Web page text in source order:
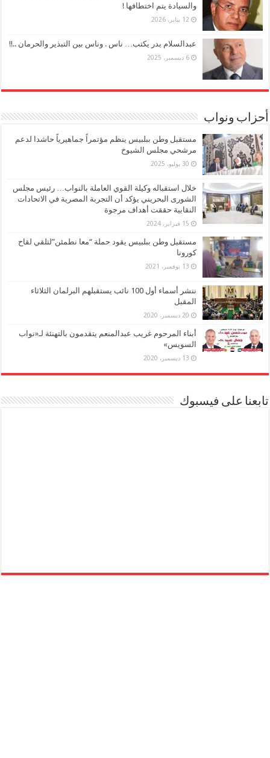
والسيادة يتم اختطافها !
12 يناير، 2026
عبدالسلام بدر يكتب… ناس . وناس بين التبذير والحرمان ..!!
6 ديسمبر، 2025
أحزاب ونواب
مستقبل وطن ببلبيس ينظم مؤتمراً جماهيرياً حاشدا لدعم
مرشحي مجلس الشيوخ
30 يوليو، 2025
خلال استقباله وكيلة القوي العاملة بالنواب… رئيس مجلس
الشورى البحريني يؤكد أن التجربة المصرية في الاتحادات
النقابية حققت أهداف مرجوة
15 فبراير، 2024
مستقبل وطن ببلبيس يقود حملة “معا نطمئن”لتلقي لقاح
كورونا
13 نوفمبر، 2021
ننشر أسماء أول 100 نائب يستقبلهم البرلمان الثلاثاء
المقبل
20 ديسمبر، 2020
أبناء المرحوم غريب عبدالمنعم يتقدمون بالتهنئة لـ«نواب
السويس»
13 ديسمبر، 2020
تابعنا على فيسبوك